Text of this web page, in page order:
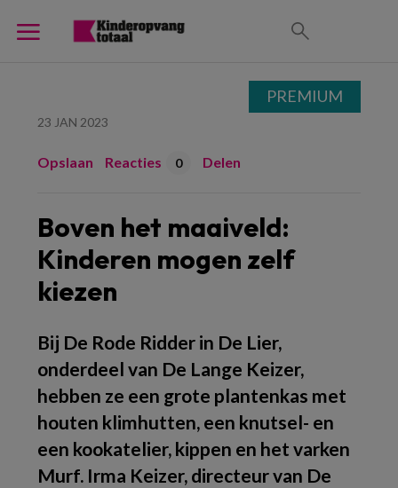
23 JAN 2023
Opslaan Reacties 0 Delen
Boven het maaiveld:
Kinderen mogen zelf
kiezen
Bij De Rode Ridder in De Lier,
onderdeel van De Lange Keizer,
hebben ze een grote plantenkas met
houten klimhutten, een knutsel- en
een kookatelier, kippen en het varken
Murf. Irma Keizer, directeur van De
PREMIUM